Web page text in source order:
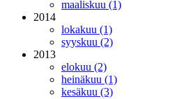
maaliskuu (1)
2014
lokakuu (1)
syyskuu (2)
2013
elokuu (2)
heinäkuu (1)
kesäkuu (3)